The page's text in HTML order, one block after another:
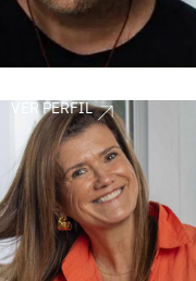
VER PERFIL